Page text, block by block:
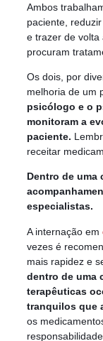
Ambos
paciente,
e trazer de volta
procuram
Os dois, por
melhoria de um
psicólogo e o
monitoram a
paciente.
receitar
Dentro de uma
especialistas.
A internação em
vezes é
mais rapidez e
dentro de uma
terapêuticas
tranquilos que
os